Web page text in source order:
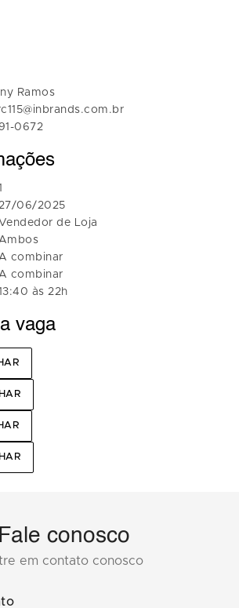
Ramos
0672
06/2025
Vendedor de Loja
combinar
combinar
às 22h
vaga
Fale conosco
em contato conosco